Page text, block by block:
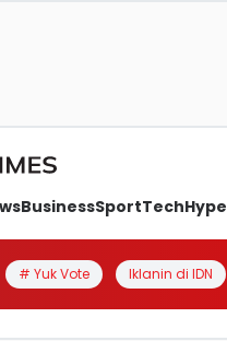
BusinessSportTechHype
# Yuk Vote Iklanin di IDN